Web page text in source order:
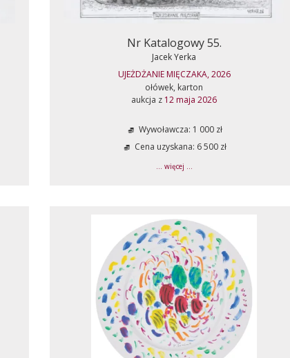
Nr Katalogowy 55.
Jacek Yerka
UJEŻDŻANIE MIĘCZAKA, 2026
ołówek, karton
aukcja z 12 maja 2026
Wywoławcza: 1 000 zł
Cena uzyskana: 6 500 zł
... więcej ...